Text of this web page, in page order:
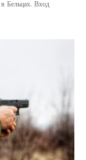
Бельцах. Вход